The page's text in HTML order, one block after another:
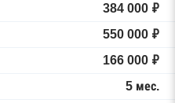
384 000 ₽
550 000 ₽
166 000 ₽
5 мес.